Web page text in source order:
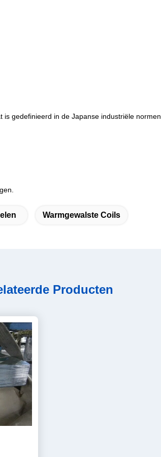
gedefinieerd in de Japanse industriële normen.
Warmgewalste Coils
Producten